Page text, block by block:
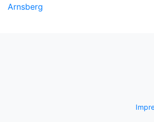
Arnsberg